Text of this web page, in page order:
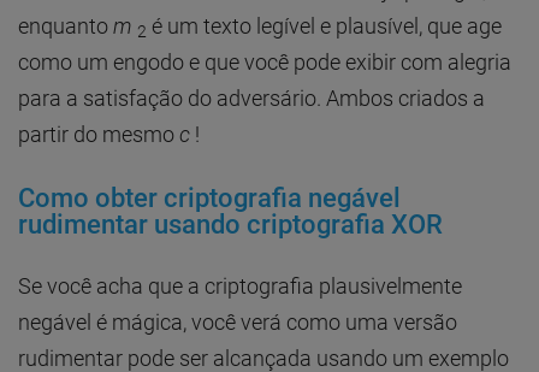
enquantom 2 é um texto legível e plausível, que age
como um engodo e que você pode exibir com alegria
para a satisfação do adversário. Ambos criados a
partir do mesmoc !
Como obter criptografia negável
rudimentar usando criptografia XOR
Se você acha que a criptografia plausivelmente
negável é mágica, você verá como uma versão
rudimentar pode ser alcançada usando um exemplo